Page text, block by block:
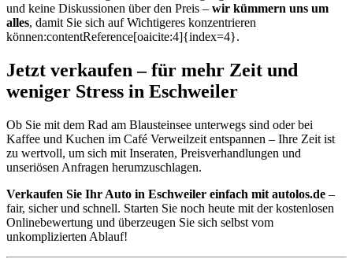
und keine Diskussionen über den Preis – wir kümmern uns um
alles, damit Sie sich auf Wichtigeres konzentrieren
können:contentReference[oaicite:4]{index=4}.
Jetzt verkaufen – für mehr Zeit und
weniger Stress in Eschweiler
Ob Sie mit dem Rad am Blausteinsee unterwegs sind oder bei
Kaffee und Kuchen im Café Verweilzeit entspannen – Ihre Zeit ist
zu wertvoll, um sich mit Inseraten, Preisverhandlungen und
unseriösen Anfragen herumzuschlagen.
Verkaufen Sie Ihr Auto in Eschweiler einfach mit autolos.de –
fair, sicher und schnell. Starten Sie noch heute mit der kostenlosen
Onlinebewertung und überzeugen Sie sich selbst vom
unkomplizierten Ablauf!